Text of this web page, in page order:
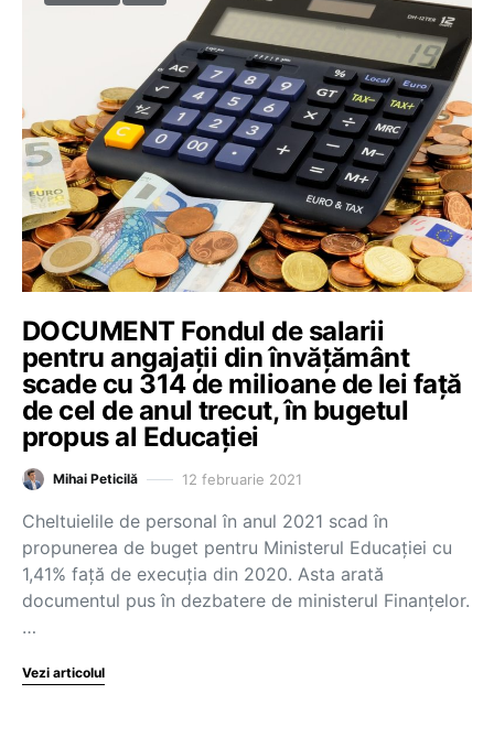
DOCUMENT Fondul de salarii
pentru angajații din învățământ
scade cu 314 de milioane de lei față
de cel de anul trecut, în bugetul
propus al Educației
Mihai Peticilă 12 februarie 2021
Cheltuielile de personal în anul 2021 scad în
propunerea de buget pentru Ministerul Educației cu
1,41% față de execuția din 2020. Asta arată
documentul pus în dezbatere de ministerul Finanțelor.
…
Vezi articolul